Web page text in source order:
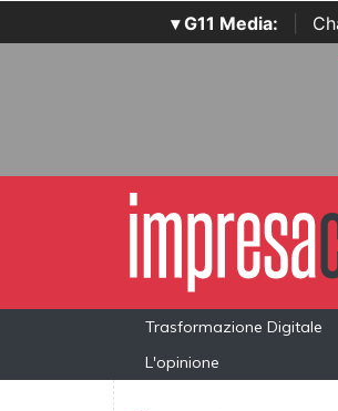
▾ G11 Media:
Trasformazione Digitale
L'opinione